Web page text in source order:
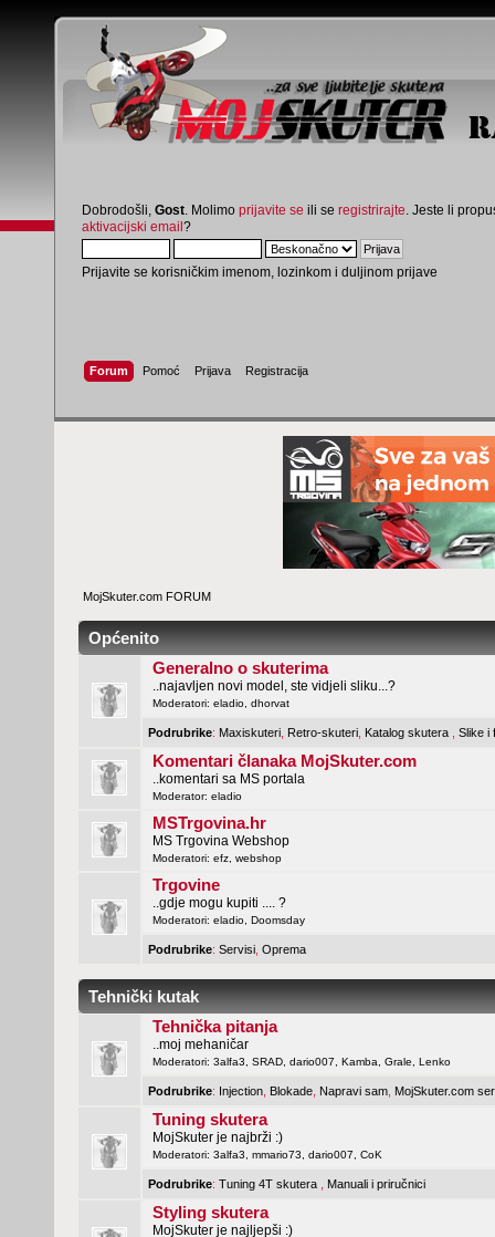
Dobrodošli, Gost . Molimo prijavite se ili se registrirajte . Jeste li
aktivacijski email?
Prijavite se korisničkim imenom, lozinkom i duljinom prijave
Forum Pomoć Prijava Registracija
MojSkuter.com FORUM
Općenito
Generalno o skuterima
..najavljen novi model, ste vidjeli sliku...?
Moderatori: eladio, dhorvat
Podrubrike: Maxiskuteri Retro-skuteri Katalog skutera Slike i
Komentari članaka MojSkuter.com
..komentari sa MS portala
Moderator: eladio
MSTrgovina.hr
MS Trgovina Webshop
Moderatori: efz, webshop
Trgovine
..gdje mogu kupiti .... ?
Moderatori: eladio, Doomsday
Podrubrike: Servisi Oprema
Tehnički kutak
Tehnička pitanja
..moj mehaničar
Moderatori: 3alfa3 SRAD, dario007 Kamba Grale Lenko
Podrubrike: Injection Blokade Napravi sam MojSkuter.com
Tuning skutera
MojSkuter je najbrži :)
Moderatori: 3alfa3 mmario73 dario007 CoK
Podrubrike: Tuning 4T skutera Manuali i priručnici
Styling skutera
MojSkuter je najljepši :)